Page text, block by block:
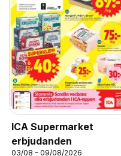
ICA Supermarket
erbjudanden
03/08 - 09/08/2026